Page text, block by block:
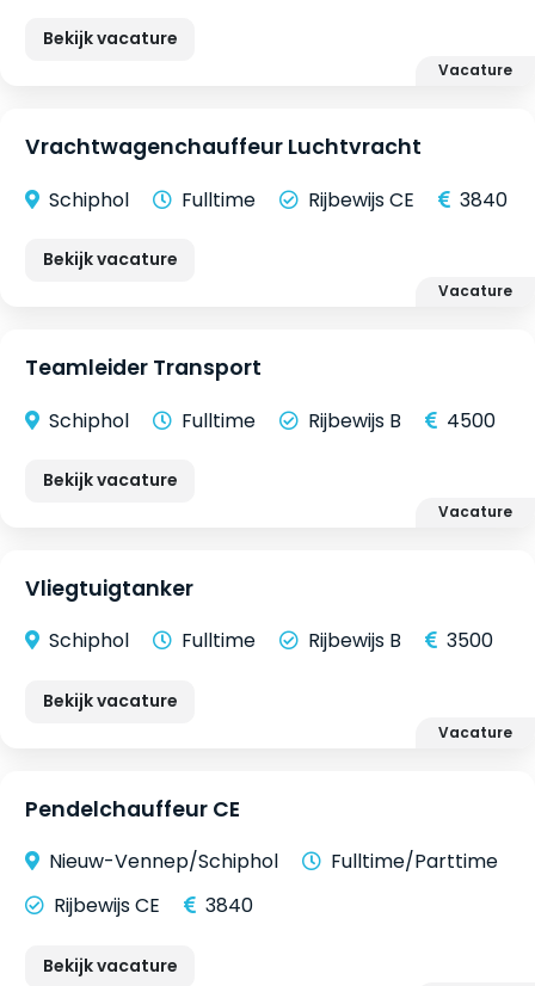
Bekijk vacature
Vacature
Vrachtwagenchauffeur Luchtvracht
Schiphol Fulltime Rijbewijs CE 3840
Bekijk vacature
Vacature
Teamleider Transport
Schiphol Fulltime Rijbewijs B 4500
Bekijk vacature
Vacature
Vliegtuigtanker
Schiphol Fulltime Rijbewijs B 3500
Bekijk vacature
Vacature
Pendelchauffeur CE
Nieuw-Vennep/Schiphol
Fulltime/Parttime
Rijbewijs CE
3840
Bekijk vacature